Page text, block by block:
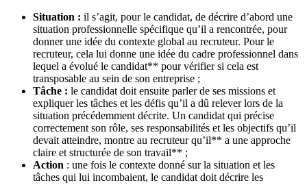
Situation : il s’agit, pour le candidat, de décrire d’abord une
situation professionnelle spécifique qu’il a rencontrée, pour
donner une idée du contexte global au recruteur. Pour le
recruteur, cela lui donne une idée du cadre professionnel dans
lequel a évolué le candidat** pour vérifier si cela est
transposable au sein de son entreprise ;
Tâche : le candidat doit ensuite parler de ses missions et
expliquer les tâches et les défis qu’il a dû relever lors de la
situation précédemment décrite. Un candidat qui précise
correctement son rôle, ses responsabilités et les objectifs qu’il
devait atteindre, montre au recruteur qu’il** a une approche
claire et structurée de son travail** ;
Action : une fois le contexte donné sur la situation et les
tâches qui lui incombaient, le candidat doit décrire les